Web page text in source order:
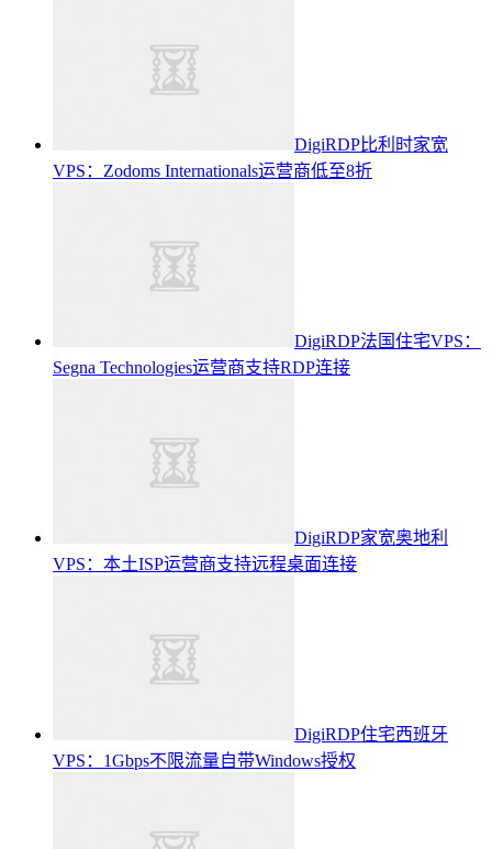
DigiRDP比利时家宽
VPS：Zodoms Internationals运营商低至8折
DigiRDP法国住宅VPS：
Segna Technologies运营商支持RDP连接
DigiRDP家宽奥地利
VPS：本土ISP运营商支持远程桌面连接
DigiRDP住宅西班牙
VPS：1Gbps不限流量自带Windows授权